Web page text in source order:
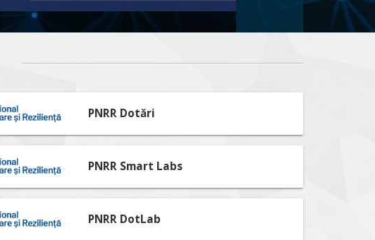
PNRR Dotări
PNRR Smart Labs
PNRR DotLab